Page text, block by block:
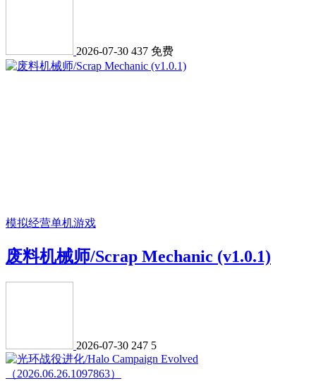
2026-07-30 437 免费
模拟经营单机游戏
废料机械师/Scrap Mechanic (v1.0.1)
2026-07-30 247 5